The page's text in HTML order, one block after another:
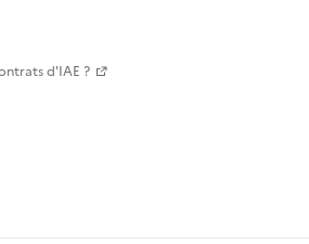
d'IAE ?